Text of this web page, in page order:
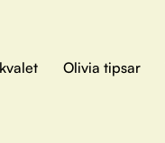
Olivia tipsar